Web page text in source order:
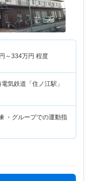
～334万円 程度
気鉄道「住ノ江駅」
・グループでの運動指